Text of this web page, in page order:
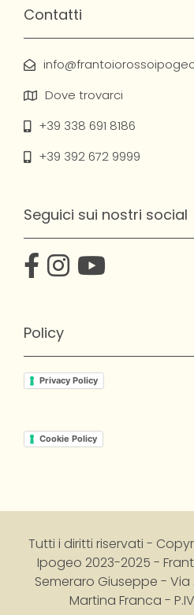
Contatti
Dove trovarci
+39 338 691 8186
+39 392 672 9999
Seguici sui nostri social
Policy
Privacy Policy
Cookie Policy
Tutti i diritti riservati -
Ipogeo 2023-2025 -
Semeraro Giuseppe - Via
Martina Franca -